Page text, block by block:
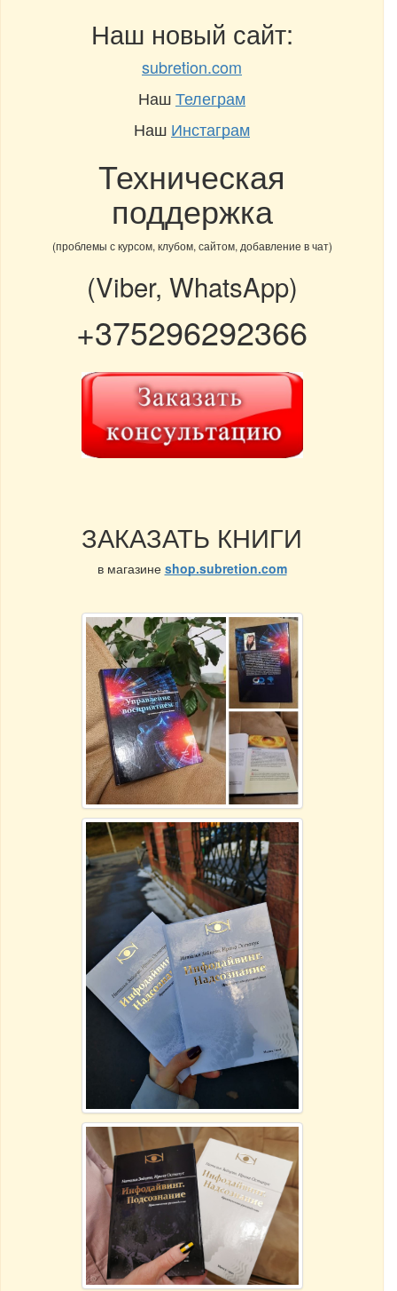
Наш новый сайт:
subretion.com
НашТелеграм
Наш Инстаграм
Техническая
поддержка
(проблемы с курсом, клубом, сайтом, добавление в чат)
(Viber, WhatsApp)
+375296292366
ЗАКАЗАТЬ КНИГИ
в магазине shop.subretion.com